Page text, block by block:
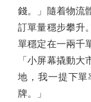
錢。」隨着物流
訂單量穩步攀升
單穩定在一兩千
「小屏幕撬動
地，我一提下
牌。」